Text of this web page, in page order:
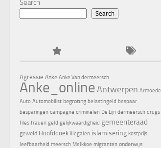
Search
Search
Agressie Anke Anke Van dermeersch
Anke_onlineAntwerpen Armoede
Auto Automobilist begroting belastingeld bespaar
besparingen campagne criminelen De Lijn dermeersch drugs
files frauen geld gelijkwaardigheid gemeenteraad
geweld Hoofddoek illegalen islamisering kostprijs
leefbaarheid meersch Melkkoe migranten onderwijs